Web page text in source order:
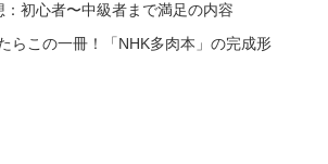
：初心者〜中級者まで満足の内容
らこの一冊！「NHK多肉本」の完成形